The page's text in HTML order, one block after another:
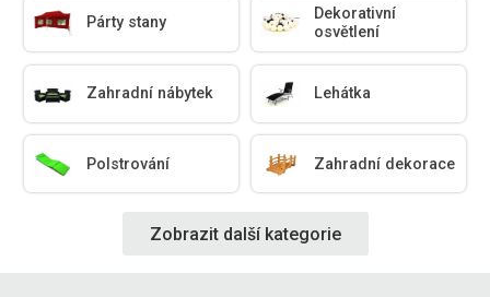
Párty stany
Dekorativní
osvětlení
Zahradní nábytek Lehátka
Polstrování Zahradní dekorace
Zobrazit další kategorie